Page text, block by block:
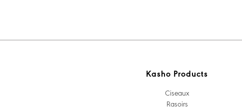
Kasho Products
Ciseaux
Rasoirs